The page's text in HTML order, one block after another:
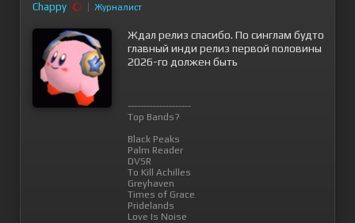
Chappy Журналист
Ждал релиз спасибо. По синглам будто
главный инди релиз первой половины
2026-го должен быть
--------------------
Top Bands?
Black Peaks
Palm Reader
DVSR
To Kill Achilles
Greyhaven
Times of Grace
Pridelands
Love Is Noise